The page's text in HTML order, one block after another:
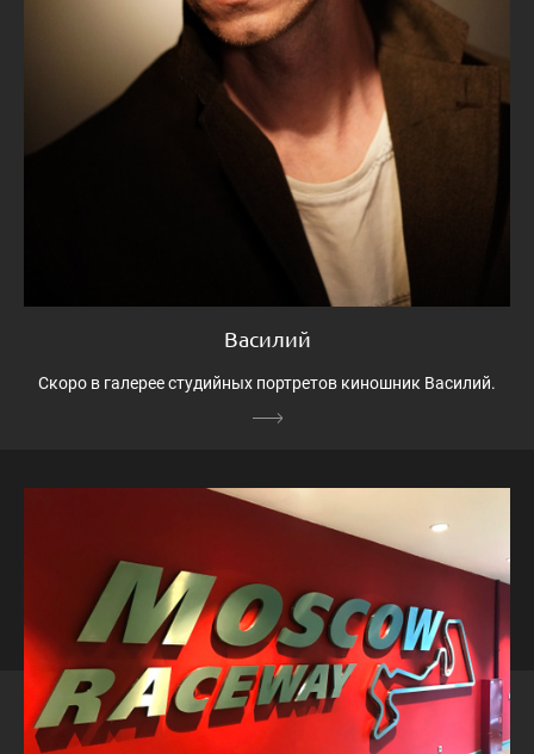
Василий
Скоро в галерее студийных портретов киношник Василий.